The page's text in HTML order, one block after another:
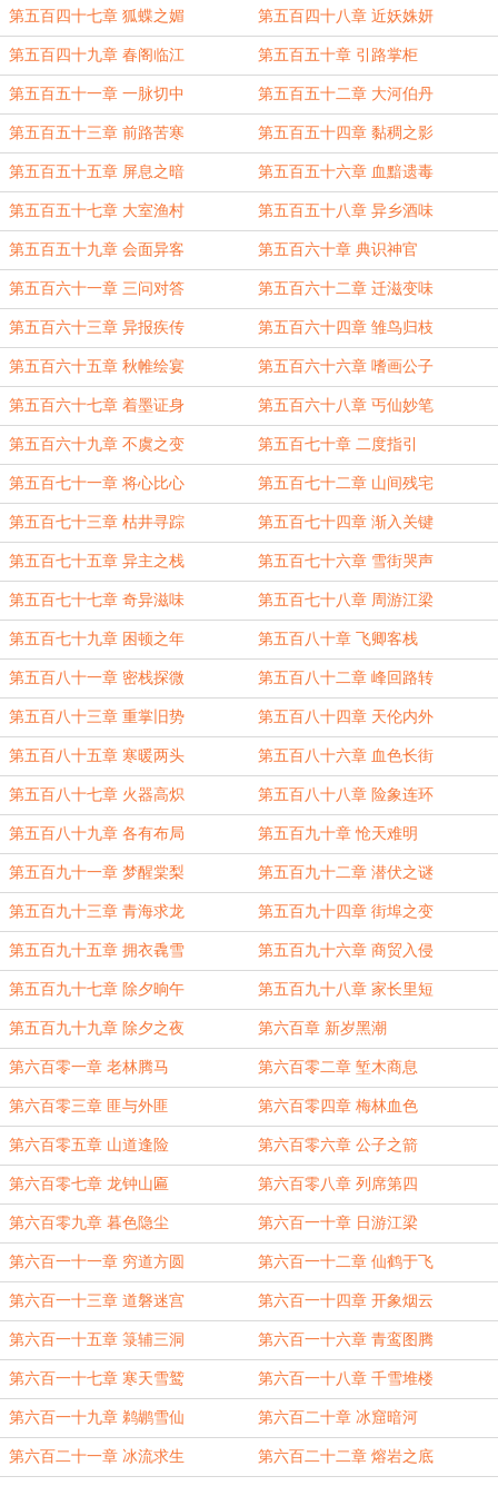
第五百四十七章 狐蝶之媚 第五百四十八章 近妖姝妍
第五百四十九章 春阁临江 第五百五十章 引路掌柜
第五百五十一章 一脉切中 第五百五十二章 大河伯丹
第五百五十三章 前路苦寒 第五百五十四章 黏稠之影
第五百五十五章 屏息之暗 第五百五十六章 血黯遗毒
第五百五十七章 大室渔村 第五百五十八章 异乡酒味
第五百五十九章 会面异客 第五百六十章 典识神官
第五百六十一章 三问对答 第五百六十二章 迁滋变味
第五百六十三章 异报疾传 第五百六十四章 雏鸟归枝
第五百六十五章 秋帷绘宴 第五百六十六章 嗜画公子
第五百六十七章 着墨证身 第五百六十八章 丐仙妙笔
第五百六十九章 不虞之变 第五百七十章 二度指引
第五百七十一章 将心比心 第五百七十二章 山间残宅
第五百七十三章 枯井寻踪 第五百七十四章 渐入关键
第五百七十五章 异主之栈 第五百七十六章 雪街哭声
第五百七十七章 奇异滋味 第五百七十八章 周游江梁
第五百七十九章 困顿之年 第五百八十章 飞卿客栈
第五百八十一章 密栈探微 第五百八十二章 峰回路转
第五百八十三章 重掌旧势 第五百八十四章 天伦内外
第五百八十五章 寒暖两头 第五百八十六章 血色长街
第五百八十七章 火器高炽 第五百八十八章 险象连环
第五百八十九章 各有布局 第五百九十章 怆天难明
第五百九十一章 梦醒棠梨 第五百九十二章 潜伏之谜
第五百九十三章 青海求龙 第五百九十四章 街埠之变
第五百九十五章 拥衣毳雪 第五百九十六章 商贸入侵
第五百九十七章 除夕晌午 第五百九十八章 家长里短
第五百九十九章 除夕之夜 第六百章 新岁黑潮
第六百零一章 老林腾马 第六百零二章 堑木商息
第六百零三章 匪与外匪 第六百零四章 梅林血色
第六百零五章 山道逢险 第六百零六章 公子之箭
第六百零七章 龙钟山匾 第六百零八章 列席第四
第六百零九章 暮色隐尘 第六百一十章 日游江梁
第六百一十一章 穷道方圆 第六百一十二章 仙鹤于飞
第六百一十三章 道磐迷宫 第六百一十四章 开象烟云
第六百一十五章 箓辅三洞 第六百一十六章 青鸾图腾
第六百一十七章 寒天雪鹫 第六百一十八章 千雪堆楼
第六百一十九章 鹈鹕雪仙 第六百二十章 冰窟暗河
第六百二十一章 冰流求生 第六百二十二章 熔岩之底